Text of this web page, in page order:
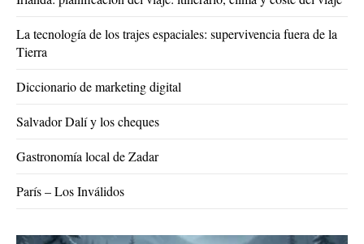
La tecnología de los trajes espaciales: supervivencia fuera de la
Tierra
Diccionario de marketing digital
Salvador Dalí y los cheques
Gastronomía local de Zadar
París – Los Inválidos